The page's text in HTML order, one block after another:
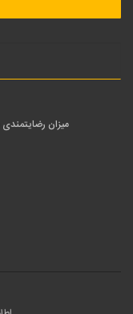
میزان رضایتمندی